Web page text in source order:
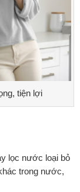
tiện lợi
lọc nước loại bỏ
trong nước,